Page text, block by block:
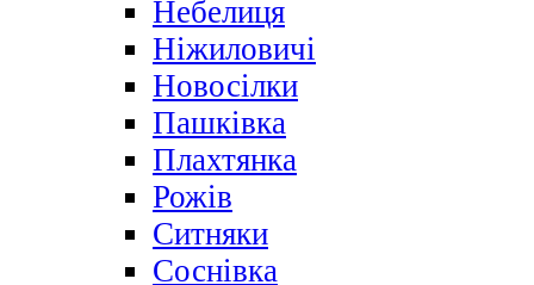
Небелиця
Ніжиловичі
Новосілки
Пашківка
Плахтянка
Рожів
Ситняки
Соснівка